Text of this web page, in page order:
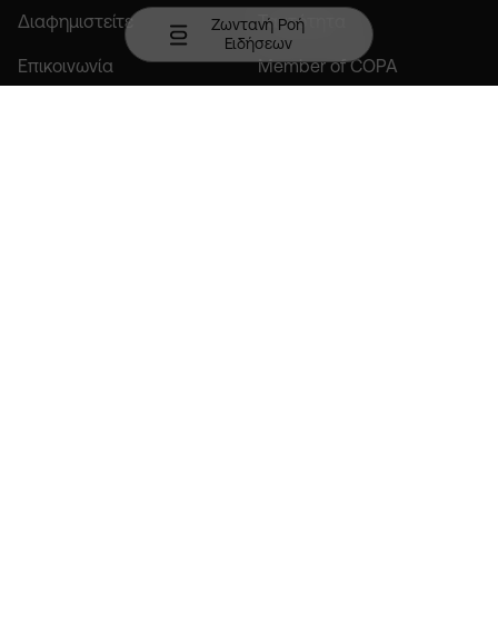
Διαφημιστείτε Ταυτότητα
Επικοινωνία Member of COPA
Ζωντανή Ροή
Ειδήσεων